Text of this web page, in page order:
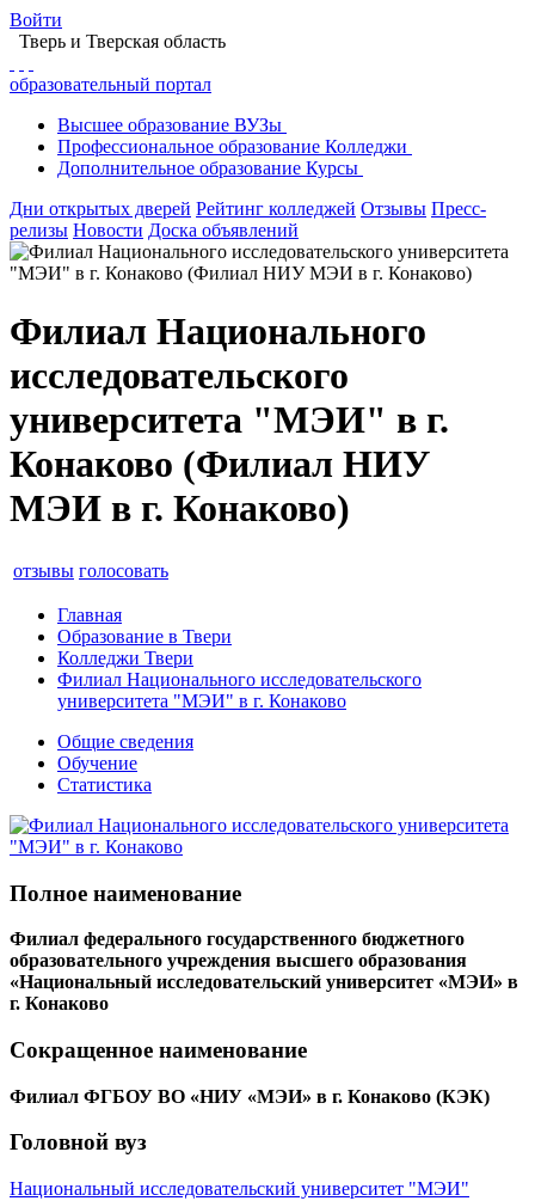
Войти
Тверь и Тверская область
образовательный портал
Высшее образование ВУЗы
Профессиональное образование Колледжи
Дополнительное образование Курсы
Дни открытых дверей Рейтинг колледжей Отзывы Пресс-
релизы Новости Доска объявлений
Филиал Национального
исследовательского
университета "МЭИ" в г.
Конаково (Филиал НИУ
МЭИ в г. Конаково)
отзывы голосовать
Главная
Образование в Твери
Колледжи Твери
Филиал Национального исследовательского
университета "МЭИ" в г. Конаково
Общие сведения
Обучение
Статистика
Полное наименование
Филиал федерального государственного бюджетного
образовательного учреждения высшего образования
«Национальный исследовательский университет «МЭИ» в
г. Конаково
Сокращенное наименование
Филиал ФГБОУ ВО «НИУ «МЭИ» в г. Конаково (КЭК)
Головной вуз
Национальный исследовательский университет "МЭИ"